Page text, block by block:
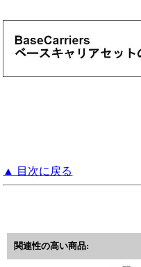
▲ 目次に戻る
関連性の高い商品: